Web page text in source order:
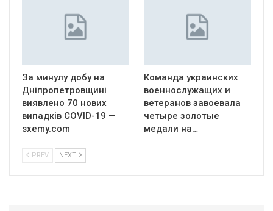
За минулу добу на
Дніпропетровщині
виявлено 70 нових
випадків COVID-19 —
sxemy.com
Команда украинских
военнослужащих и
ветеранов завоевала
четыре золотые
медали на…
PREV NEXT